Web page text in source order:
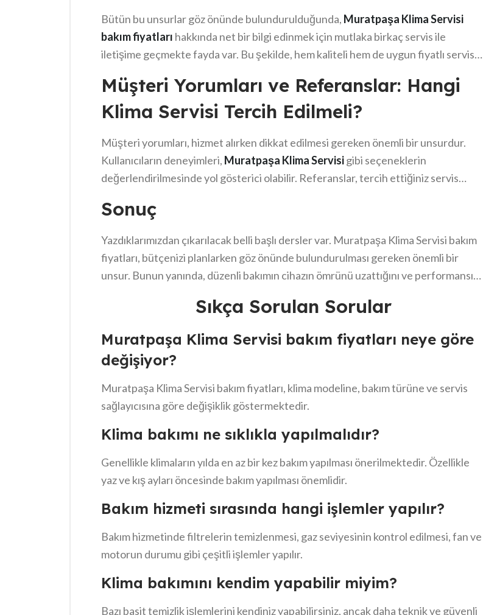
Bütün bu unsurlar göz önünde bulundurulduğunda, Muratpaşa Klima Servisi
bakım fiyatları hakkında net bir bilgi edinmek için mutlaka birkaç servis ile
iletişime geçmekte fayda var. Bu şekilde, hem kaliteli hem de uygun fiyatlı servis
Müşteri Yorumları ve Referanslar: Hangi
Klima Servisi Tercih Edilmeli?
Müşteri yorumları, hizmet alırken dikkat edilmesi gereken önemli bir unsurdur.
Kullanıcıların deneyimleri, Muratpaşa Klima Servisigibi seçeneklerin
değerlendirilmesinde yol gösterici olabilir. Referanslar, tercih ettiğiniz servis
bir servis, yalnızca uygun fiyat sunmakla kalmaz, aynı zamanda müşteri
mutlaka yorumları incelemelisiniz.
Sonuç
Yazdıklarımızdan çıkarılacak belli başlı dersler var. Muratpaşa Klima Servisi bakım
fiyatları, bütçenizi planlarken göz önünde bulundurulması gereken önemli bir
unsur. Bunun yanında, düzenli bakımın cihazın ömrünü uzattığını ve performansını
sorunların da önüne geçmek için kritik. Ne var ki, bu fiyatların değişken
verimli bir klima kullanımı için bakım süreçlerini ihmal etmemek gerektiğini
düşünüyorum.
Sıkça Sorulan Sorular
Muratpaşa Klima Servisi bakım fiyatları neye göre
değişiyor?
Muratpaşa Klima Servisi bakım fiyatları, klima modeline, bakım türüne ve servis
sağlayıcısına göre değişiklik göstermektedir.
Klima bakımı ne sıklıkla yapılmalıdır?
Genellikle klimaların yılda en az bir kez bakım yapılması önerilmektedir. Özellikle
yaz ve kış ayları öncesinde bakım yapılması önemlidir.
Bakım hizmeti sırasında hangi işlemler yapılır?
Bakım hizmetinde filtrelerin temizlenmesi, gaz seviyesinin kontrol edilmesi, fan ve
motorun durumu gibi çeşitli işlemler yapılır.
Klima bakımını kendim yapabilir miyim?
Bazı basit temizlik işlemlerini kendiniz yapabilirsiniz, ancak daha teknik ve güvenli